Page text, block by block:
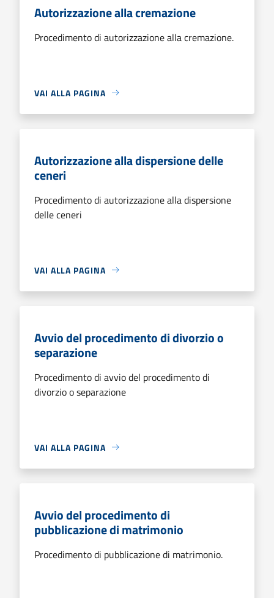
Autorizzazione alla cremazione
Procedimento di autorizzazione alla cremazione.
VAI ALLA PAGINA
Autorizzazione alla dispersione delle
ceneri
Procedimento di autorizzazione alla dispersione
delle ceneri
VAI ALLA PAGINA
Avvio del procedimento di divorzio o
separazione
Procedimento di avvio del procedimento di
divorzio o separazione
VAI ALLA PAGINA
Avvio del procedimento di
pubblicazione di matrimonio
Procedimento di pubblicazione di matrimonio.